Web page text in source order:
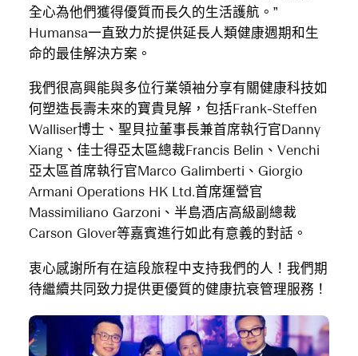
全心為他們獲得優質而長久的生活護航。”
Humansa一直致力於提供延長人類健康週期和生
命的最佳解決方案。
我們很高興能與多位行業領袖分享有關健康科技如
何塑造長壽未來的寶貴見解，包括Frank-Steffen
Walliser博士、聖貝拉董事長兼首席執行官Danny
Xiang、佳士得亞太區總裁Francis Belin、Venchi
亞太區首席執行官Marco Galimberti、Giorgio
Armani Operations HK Ltd.首席運營官
Massimiliano Garzoni、半島酒店高級副總裁
Carson Glover等嘉賓進行如此有意義的對話。
衷心感謝所有在這段旅程中支持我們的人！我們期
待繼續共同致力提供更優質的健康抗衰管理服務！